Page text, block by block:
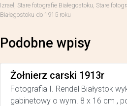
Izrael , Stare fotografie Białegostoku, Stare
Białegostoku do 1915 roku
Podobne wpisy
Żołnierz carski 1913r
Fotografia I. Rendel Białystok
gabinetowy o wym. 8 x 16 cm ,